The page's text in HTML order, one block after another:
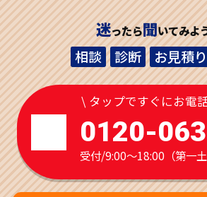
迷ったら聞いてみよ
相談 診断 お見積り
\ タップですぐにお電
0120-
受付/9:00～18:00（第一土